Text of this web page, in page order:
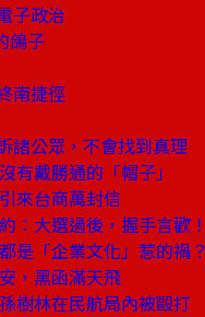
子政治
鴿子
南捷徑
諸公眾，不會找到真理
有戴勝通的「帽子」
來台商萬封信
：大選過後，握手言歡！
是「企業文化」惹的禍？
，黑函滿天飛
樹林在民航局內被毆打